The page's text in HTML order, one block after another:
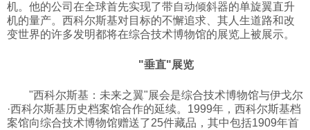
机。他的公司在全球首先实现了带自动倾斜器的单旋翼直升
机的量产。西科尔斯基对目标的不懈追求、其人生道路和改
变世界的许多发明都将在综合技术博物馆的展览上被展示。
"垂直"展览
"西科尔斯基：未来之翼"展会是综合技术博物馆与伊戈尔
·西科尔斯基历史档案馆合作的延续。1999年，西科尔斯基档
案馆向综合技术博物馆赠送了25件藏品，其中包括1909年首